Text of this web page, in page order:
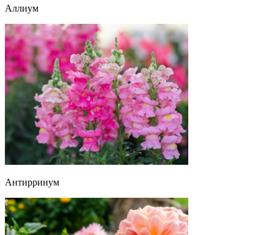
Аллиум
Антирринум